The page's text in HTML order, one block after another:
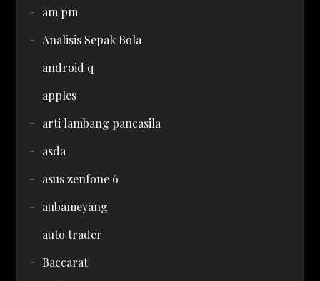
am pm
Analisis Sepak Bola
android q
apples
arti lambang pancasila
asda
asus zenfone 6
aubameyang
auto trader
Baccarat